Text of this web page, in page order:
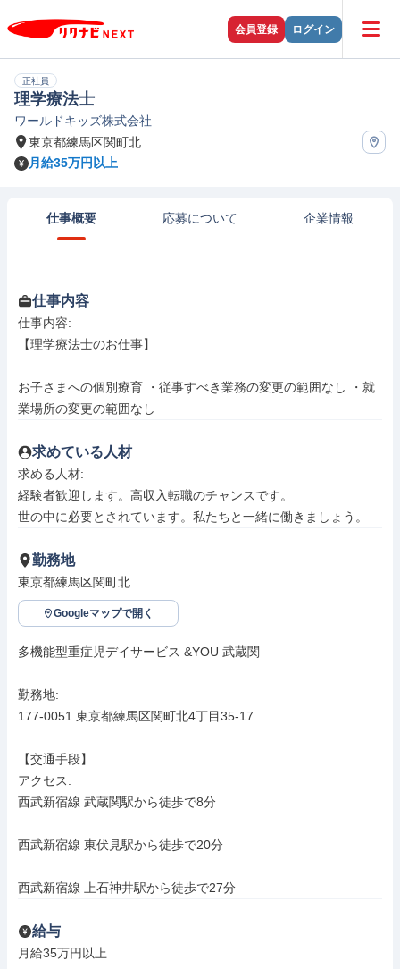
会員登録 ログイン
正社員
理学療法士
ワールドキッズ株式会社
東京都練馬区関町北
月給35万円以上
仕事概要 応募について 企業情報
仕事内容
仕事内容:
【理学療法士のお仕事】
お子さまへの個別療育 ・従事すべき業務の変更の範囲なし ・就
業場所の変更の範囲なし
求めている人材
求める人材:
経験者歓迎します。高収入転職のチャンスです。
世の中に必要とされています。私たちと一緒に働きましょう。
勤務地
東京都練馬区関町北
Googleマップで開く
多機能型重症児デイサービス &YOU 武蔵関
勤務地:
177-0051 東京都練馬区関町北4丁目35-17
【交通手段】
アクセス:
西武新宿線 武蔵関駅から徒歩で8分
西武新宿線 東伏見駅から徒歩で20分
西武新宿線 上石神井駅から徒歩で27分
給与
月給35万円以上